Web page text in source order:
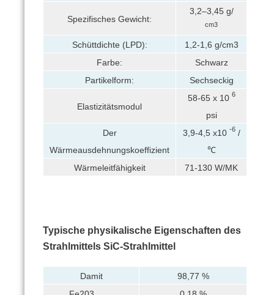
Spezifisches Gewicht:
3,2–3,45 g/
cm3
Schüttdichte (LPD):
1,2-1,6 g/cm3
Farbe:
Schwarz
Partikelform:
Sechseckig
Elastizitätsmodul
58-65 x 10 6
psi
Der
Wärmeausdehnungskoeffizient
3,9-4,5 x10 -6/
℃
Wärmeleitfähigkeit
71-130 W/MK
Typische physikalische Eigenschaften des
Strahlmittels SiC-Strahlmittel
Damit
98,77 %